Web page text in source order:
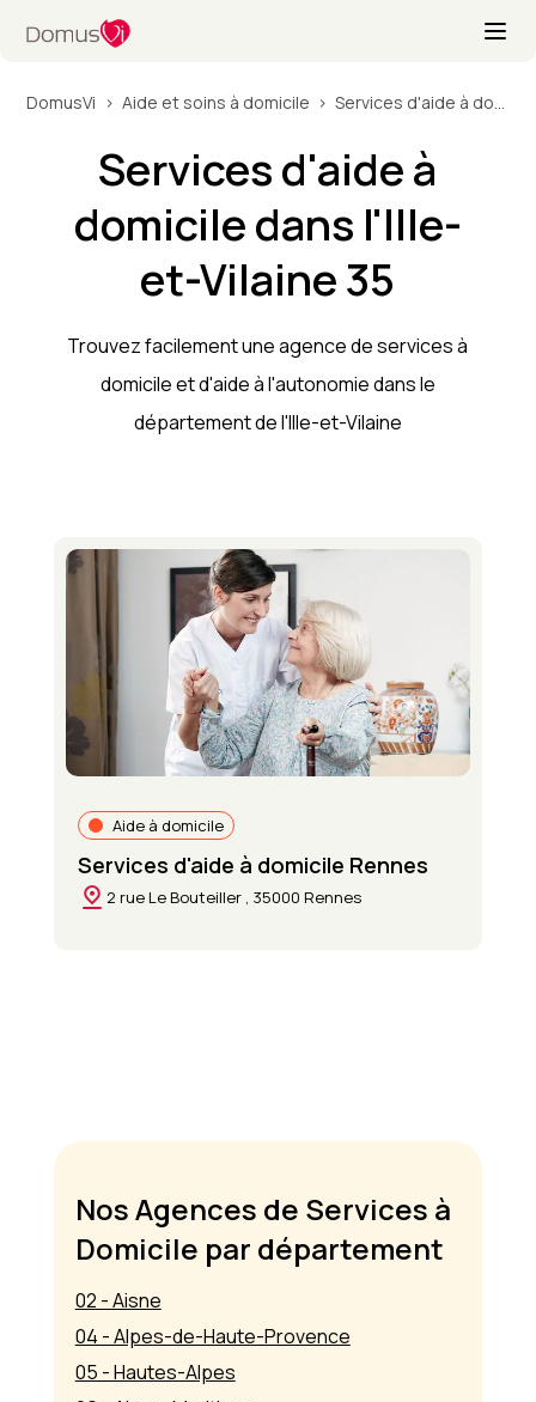
DomusVi Aide et soins à domicile Services d'aide à domicile dans l'Ille-et-Vilaine 35
Services d'aide à
domicile dans l'Ille-
et-Vilaine 35
Trouvez facilement une agence de services à
domicile et d'aide à l'autonomie dans le
département de l'Ille-et-Vilaine
Aide à domicile
Services d'aide à domicile Rennes
2 rue Le Bouteiller , 35000 Rennes
Nos Agences de Services à
Domicile par département
02 - Aisne
04 - Alpes-de-Haute-Provence
05 - Hautes-Alpes